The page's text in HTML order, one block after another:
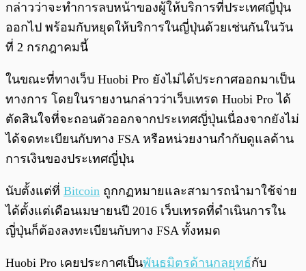
กล่าวว่าจะทำการลบหน้าของผู้ให้บริการที่ประเทศญี่ปุ่น
ออกไป พร้อมกับหยุดให้บริการในญี่ปุ่นด้วยเช่นกันในวัน
ที่ 2 กรกฎาคมนี้
ในขณะที่ทางเว็บ Huobi Pro ยังไม่ได้ประกาศออกมาเป็น
ทางการ โดยในรายงานกล่าวว่าเว็บเทรด Huobi Pro ได้
ตัดสินใจที่จะถอนตัวออกจากประเทศญี่ปุ่นเนื่องจากยังไม่
ได้จดทะเบียนกับทาง FSA หรือหน่วยงานกำกับดูแลด้าน
การเงินของประเทศญี่ปุ่น
นับตั้งแต่ที่ Bitcoin ถูกกฏหมายและสามารถนำมาใช้จ่าย
ได้ตั้งแต่เดือนเมษายนปี 2016 เว็บเทรดที่ดำเนินการใน
ญี่ปุ่นก็ต้องลงทะเบียนกับทาง FSA ทั้งหมด
Huobi Pro เคยประกาศเป็นพันธมิตรด้านกลยุทธ์กับ